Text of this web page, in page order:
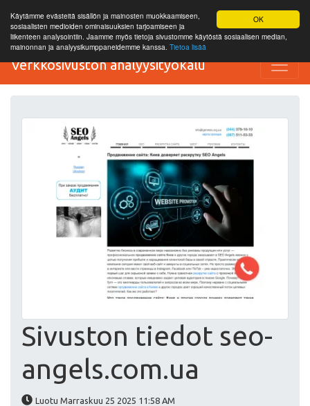
OK
Käytämme evästeitä sisällön ja mainosten muokkaamiseen,
sosiaalisten medioiden ominaisuuksien tarjoamiseen ja
liikenteen analysointiin. Jaamme myös tietoja sivustomme käytöstä sosiaalisen median,
mainonnan ja analyysikumppaneidemme kanssa. Tietoa lisää
Verkkosivuston analyysityökalu
Sivuston tiedot seo-
angels.com.ua
Luotu Marraskuu 25 2025 11:58 AM